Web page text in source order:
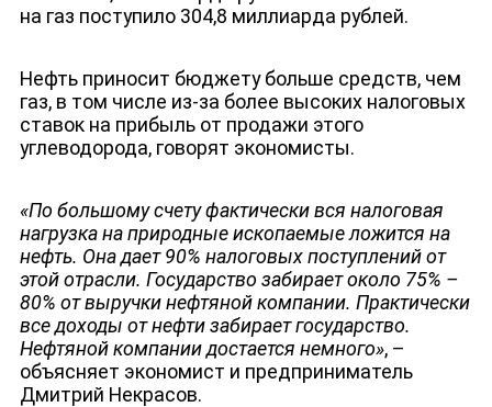
на газ поступило 304,8 миллиарда рублей.
Нефть приносит бюджету больше средств, чем
газ, в том числе из-за более высоких налоговых
ставок на прибыль от продажи этого
углеводорода, говорят экономисты.
«По большому счету фактически вся налоговая
нагрузка на природные ископаемые ложится на
нефть. Она дает 90% налоговых поступлений от
этой отрасли. Государство забирает около 75% –
80% от выручки нефтяной компании. Практически
все доходы от нефти забирает государство.
Нефтяной компании достается немного», –
объясняет экономист и предприниматель
Дмитрий Некрасов.